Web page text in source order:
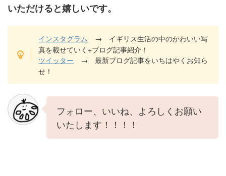
いただけると嬉しいです。
インスタグラム → イギリス生活の中のかわいい写
真を載せていく+ブログ記事紹介！
ツイッター → 最新ブログ記事をいちはやくお知ら
せ！
フォロー、いいね、よろしくお願い
いたします！！！！